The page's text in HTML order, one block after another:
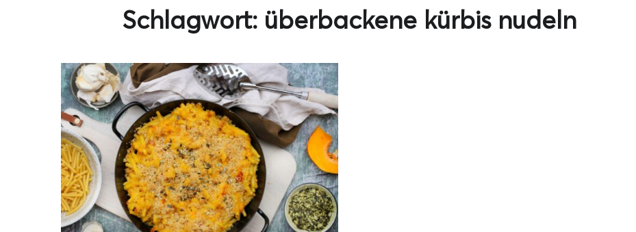
Schlagwort: überbackene kürbis nudeln
und Beiträge mehr verpassen?
DEINE E-MAIL ADRESSE